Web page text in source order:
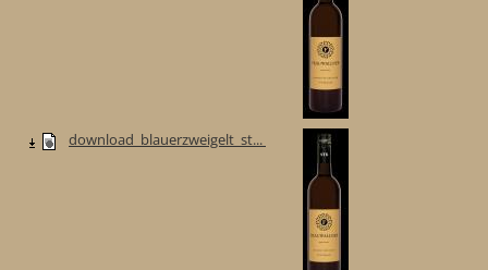
download_blauerzweigelt_st...